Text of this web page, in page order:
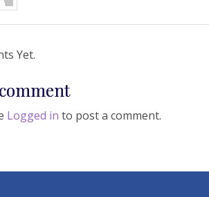
Yet.
Logged in to post a comment.